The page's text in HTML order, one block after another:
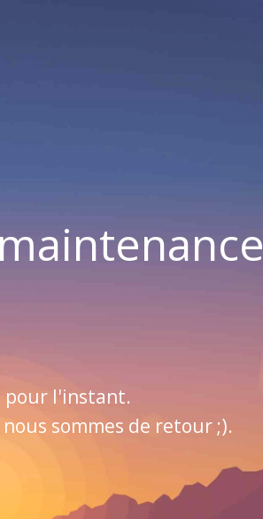
pour l'instant.
sommes de retour ;).